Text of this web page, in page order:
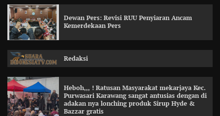
Dewan Pers: Revisi RUU Penyiaran Ancam
Kemerdekaan Pers
Redaksi
Heboh,,, ! Ratusan Masyarakat mekarjaya Kec.
Purwasari Karawang sangat antusias dengan di
adakan nya lonching produk Sirup Hyde &
Bazzar gratis